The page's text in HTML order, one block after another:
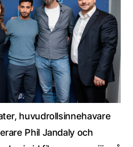
huvudrollsinnehavare
Phil Jandaly och